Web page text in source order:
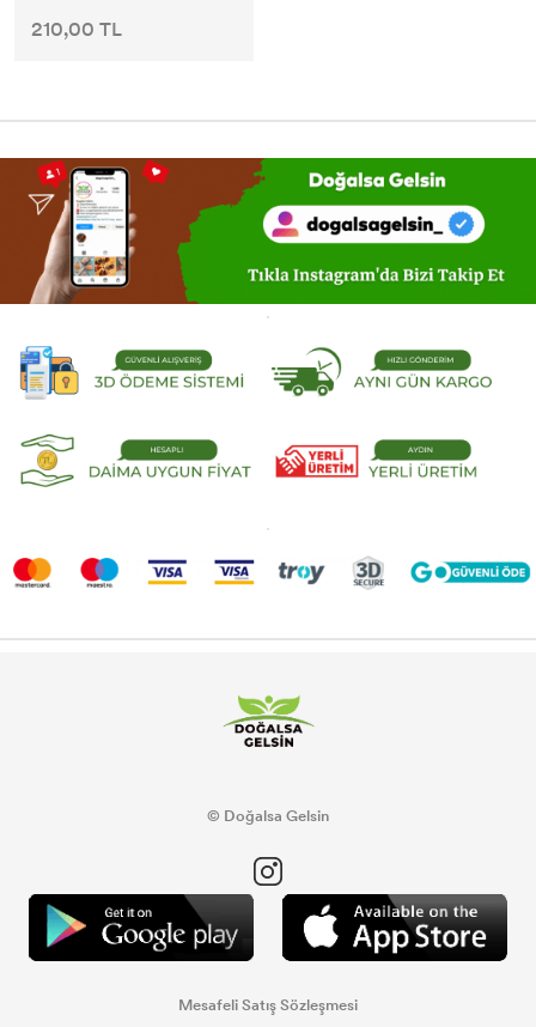
210,00 TL
© Doğalsa Gelsin
Mesafeli Satış Sözleşmesi